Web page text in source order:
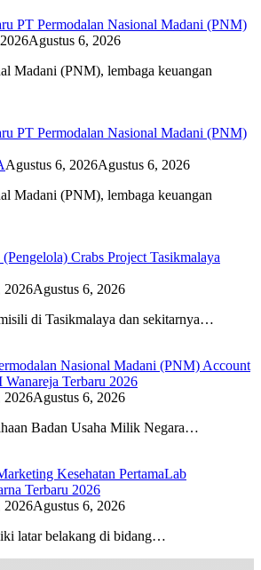
PT Permodalan Nasional Madani (PNM)
Agustus 6, 2026
Madani (PNM), lembaga keuangan
PT Permodalan Nasional Madani (PNM)
Agustus 6, 2026Agustus 6, 2026
Madani (PNM), lembaga keuangan
Crabs Project Tasikmalaya
2026Agustus 6, 2026
di Tasikmalaya dan sekitarnya…
Nasional Madani (PNM) Account
Terbaru 2026
2026Agustus 6, 2026
Badan Usaha Milik Negara…
Kesehatan PertamaLab
Terbaru 2026
2026Agustus 6, 2026
latar belakang di bidang…